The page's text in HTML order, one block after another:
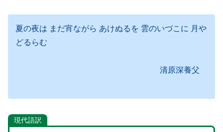
夏の夜は まだ宵ながら あけぬるを 雲のいづこに 月や
どるらむ
清原深養父
現代語訳